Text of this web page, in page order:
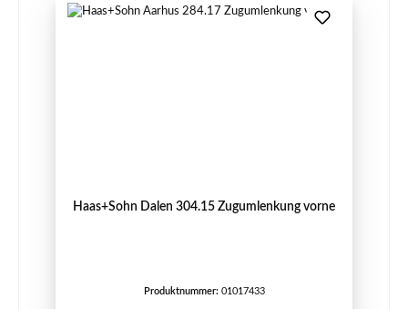
Haas+Sohn Dalen 304.15 Zugumlenkung vorne
Produktnummer: 01017433